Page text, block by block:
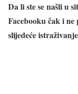
Da li ste se našli u
Facebooku čak i
slijedeće